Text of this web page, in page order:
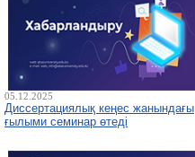
05.12.2025
Диссертациялық кеңес жанындағы
ғылыми семинар өтеді